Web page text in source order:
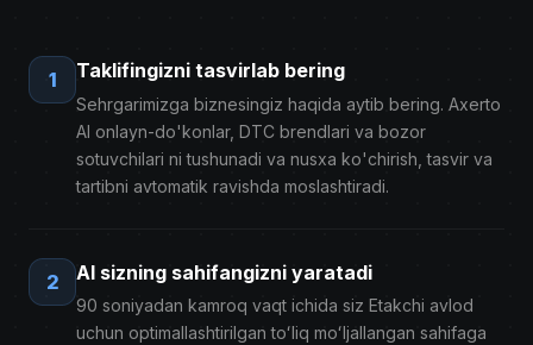
1 Taklifingizni tasvirlab bering
Sehrgarimizga biznesingiz haqida aytib bering. Axerto
AI onlayn-do'konlar, DTC brendlari va bozor
sotuvchilari ni tushunadi va nusxa ko'chirish, tasvir va
tartibni avtomatik ravishda moslashtiradi.
2 AI sizning sahifangizni yaratadi
90 soniyadan kamroq vaqt ichida siz Etakchi avlod
uchun optimallashtirilgan toʻliq moʻljallangan sahifaga